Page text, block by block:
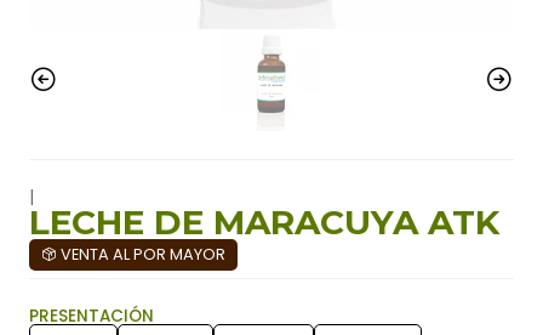
|
LECHE DE MARACUYA ATK
VENTA AL POR MAYOR
PRESENTACIÓN